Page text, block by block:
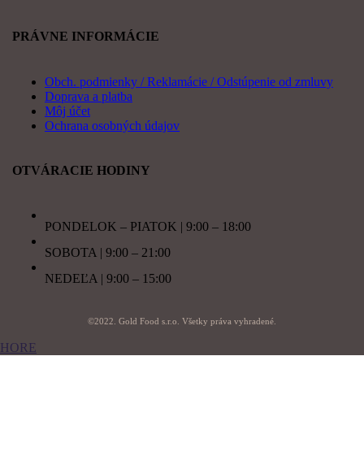
PRÁVNE INFORMÁCIE
Obch. podmienky / Reklamácie / Odstúpenie od zmluvy
Doprava a platba
Môj účet
Ochrana osobných údajov
OTVÁRACIE HODINY
PONDELOK – PIATOK | 9:00 – 18:00
SOBOTA | 9:00 – 21:00
NEDEĽA | 9:00 – 15:00
©2022. Gold Food s.r.o. Všetky práva vyhradené.
HORE